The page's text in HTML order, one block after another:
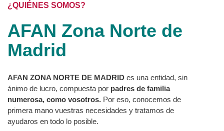
¿QUIÉNES SOMOS?
AFAN Zona Norte de
Madrid
AFAN ZONA NORTE DE MADRID es una entidad, sin
ánimo de lucro, compuesta por padres de familia
numerosa, como vosotros. Por eso, conocemos de
primera mano vuestras necesidades y tratamos de
ayudaros en todo lo posible.